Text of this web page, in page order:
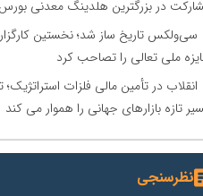
در بزرگترین هلدینگ معدنی بورس
سی‌ولکس تاریخ ساز شد؛ نخستین
ملی تعالی را تصاحب کرد
انقلاب در تأمین مالی فلزات
تازه بازارهای جهانی را هموار می کند
نظرسنجی